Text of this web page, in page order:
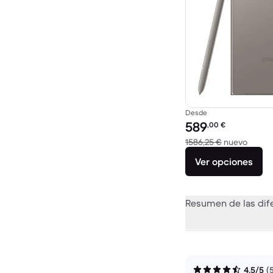
Desde
Precio reacondicionado:
589,00 €
1586,25 € nuevoEl
Ver opciones
Resumen de las
4,5/5